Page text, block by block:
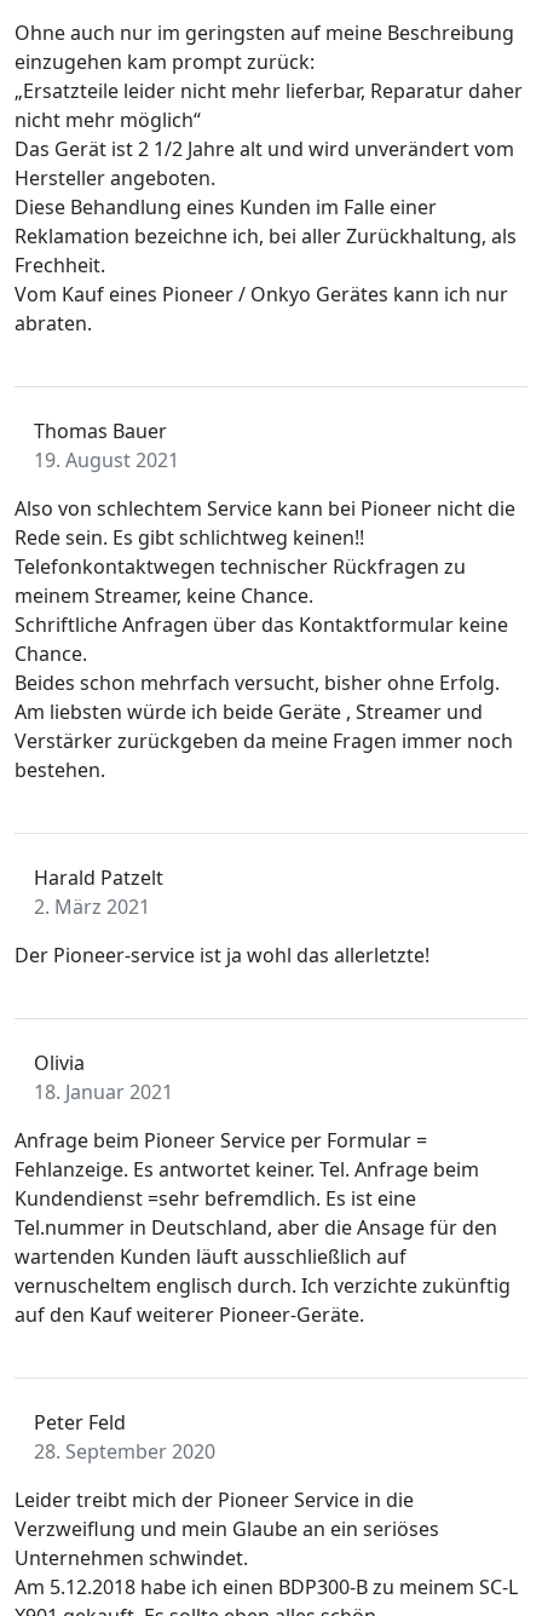
Ohne auch nur im geringsten auf meine Beschreibung
einzugehen kam prompt zurück:
„Ersatzteile leider nicht mehr lieferbar, Reparatur daher
nicht mehr möglich“
Das Gerät ist 2 1/2 Jahre alt und wird unverändert vom
Hersteller angeboten.
Diese Behandlung eines Kunden im Falle einer
Reklamation bezeichne ich, bei aller Zurückhaltung, als
Frechheit.
Vom Kauf eines Pioneer / Onkyo Gerätes kann ich nur
abraten.
Thomas Bauer
19. August 2021
Also von schlechtem Service kann bei Pioneer nicht die
Rede sein. Es gibt schlichtweg keinen!!
Telefonkontaktwegen technischer Rückfragen zu
meinem Streamer, keine Chance.
Schriftliche Anfragen über das Kontaktformular keine
Chance.
Beides schon mehrfach versucht, bisher ohne Erfolg.
Am liebsten würde ich beide Geräte , Streamer und
Verstärker zurückgeben da meine Fragen immer noch
bestehen.
Harald Patzelt
2. März 2021
Der Pioneer-service ist ja wohl das allerletzte!
Olivia
18. Januar 2021
Anfrage beim Pioneer Service per Formular =
Fehlanzeige. Es antwortet keiner. Tel. Anfrage beim
Kundendienst =sehr befremdlich. Es ist eine
Tel.nummer in Deutschland, aber die Ansage für den
wartenden Kunden läuft ausschließlich auf
vernuscheltem englisch durch. Ich verzichte zukünftig
auf den Kauf weiterer Pioneer-Geräte.
Peter Feld
28. September 2020
Leider treibt mich der Pioneer Service in die
Verzweiflung und mein Glaube an ein seriöses
Unternehmen schwindet.
Am 5.12.2018 habe ich einen BDP300-B zu meinem SC-L